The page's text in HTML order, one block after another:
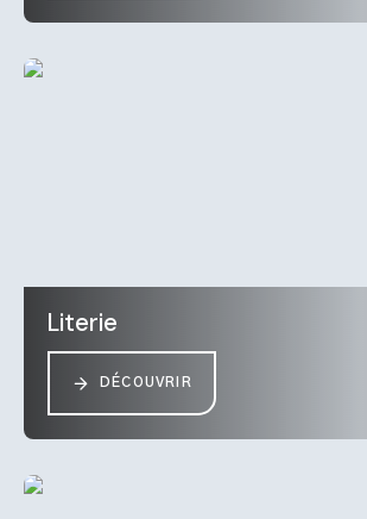
Literie
DÉCOUVRIR